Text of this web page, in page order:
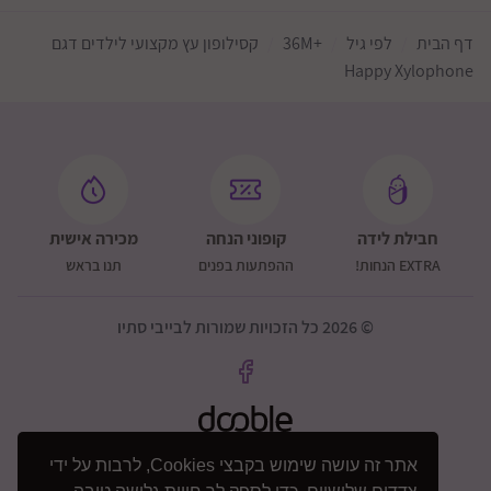
אתר זה עושה שימוש בקבצי Cookies, לרבות על ידי
מידות האריזה בס"מ: 7*2.75*19 דף הבית לפי גיל +36M
קסילופון עץ מקצועי לילדים דגם
Happy Xylophone
חבילת לידה
EXTRA הנחות!
קופוני הנחה
ההפתעות בפנים
מכירה אישית
תנו בראש
© 2026 כל הזכויות שמורות לבייבי סתיו